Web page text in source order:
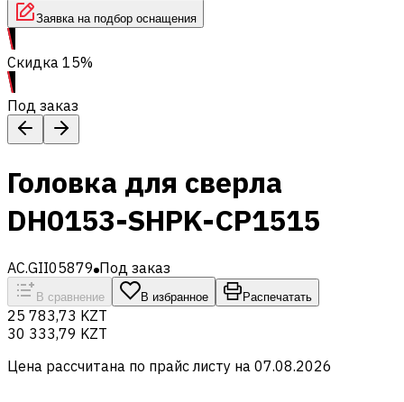
Заявка на подбор оснащения
Скидка 15%
Под заказ
Головка для сверла
DH0153-SHPK-CP1515
AC.GII05879 Под заказ
В сравнение В избранное Распечатать
25 783,73 KZT
30 333,79 KZT
Цена рассчитана по прайс листу на 07.08.2026